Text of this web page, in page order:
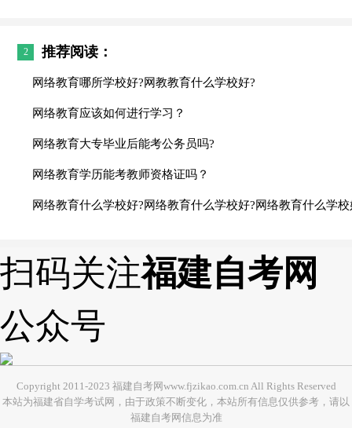
2 推荐阅读：
网络教育哪所学校好?网教教育什么学校好?
网络教育应该如何进行学习？
网络教育大专毕业后能考公务员吗?
网络教育学历能考教师资格证吗？
网络教育什么学校好?网络教育什么学校好?网络教育什么学
扫码关注福建自考网
公众号
Copyright 2011-2023 福建自考网www.fjzikao.com.cn All Rights Reserved
本站为福建省自学考试网，由于政策不断变化，本站所有信息仅供参考，请以
福建自考网信息为准